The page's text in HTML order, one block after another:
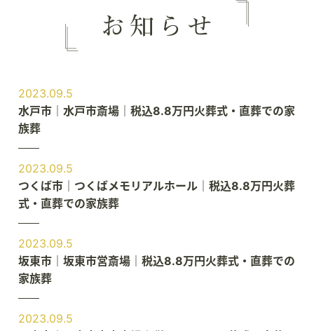
2023.09.5
水戸市｜水戸市斎場｜税込8.8万円火葬式・直葬での家
族葬
2023.09.5
つくば市｜つくばメモリアルホール｜税込8.8万円火葬
式・直葬での家族葬
2023.09.5
坂東市｜坂東市営斎場｜税込8.8万円火葬式・直葬での
家族葬
2023.09.5